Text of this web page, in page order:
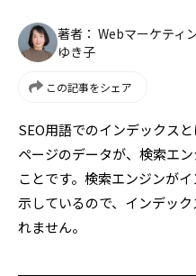
著者： Webマーケティ
ゆき子
この記事をシェア
SEO用語でのインデックス
ページのデータが、検索エ
ことです。検索エンジンが
示しているので、インデッ
れません。